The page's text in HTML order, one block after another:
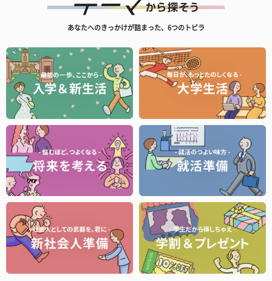
あなたへのきっかけが詰まった、6つのトビラ